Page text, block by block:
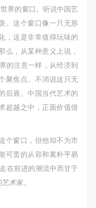
界的窗口。听说中国艺
。这个窗口像一只无形
，这是非常值得玩味的
么，从某种意义上说，
的注意一样，从经济到
焦点。不消说这只无
后盾。中国当代艺术的
超越之中，正面价值借
个窗口，但他却不为市
可贵的从容和素朴平易
在前进的潮流中而甘于
术家。